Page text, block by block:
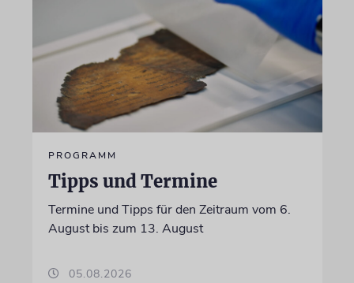
PROGRAMM
Tipps und Termine
Termine und Tipps für den Zeitraum vom 6.
August bis zum 13. August
05.08.2026